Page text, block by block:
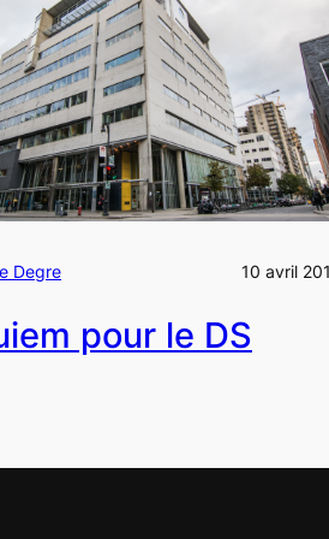
Degre 10 avril
pour le DS